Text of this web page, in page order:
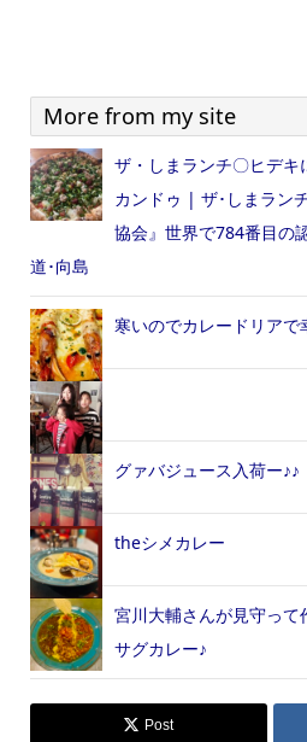
More from my site
ザ・しまランチ〇ヒデキ
カンドゥ | ザ･しまラン
協会』世界で784番目
道･向島
寒いのでカレードリアで
グァバジュース入荷ー♪♪
theシメカレー
宮川大輔さんが見守っ
サグカレー♪
Post